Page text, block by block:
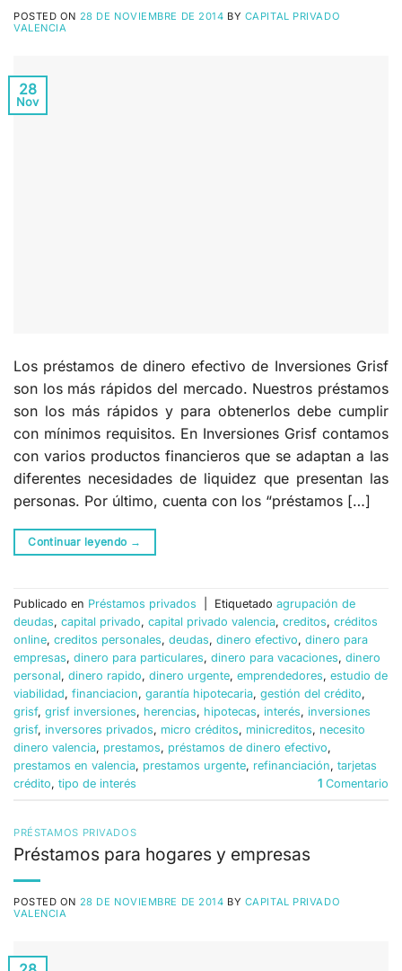
POSTED ON 28 DE NOVIEMBRE DE 2014 BY CAPITAL PRIVADO
VALENCIA
28
Nov
Los préstamos de dinero efectivo de Inversiones Grisf
son los más rápidos del mercado. Nuestros préstamos
son los más rápidos y para obtenerlos debe cumplir
con mínimos requisitos. En Inversiones Grisf contamos
con varios productos financieros que se adaptan a las
diferentes necesidades de liquidez que presentan las
personas. Por último, cuenta con los “préstamos […]
Continuar leyendo →
Publicado en Préstamos privados Etiquetado agrupación de
deudas, capital privado, capital privado valencia, creditos, créditos
online, creditos personales, deudas, dinero efectivo, dinero para
empresas, dinero para particulares, dinero para vacaciones, dinero
personal, dinero rapido, dinero urgente, emprendedores, estudio de
viabilidad, financiacion, garantía hipotecaria, gestión del crédito,
grisf, grisf inversiones, herencias, hipotecas, interés, inversiones
grisf, inversores privados, micro créditos, minicreditos, necesito
dinero valencia, prestamos, préstamos de dinero efectivo,
prestamos en valencia, prestamos urgente, refinanciación, tarjetas
crédito, tipo de interés 1 Comentario
PRÉSTAMOS PRIVADOS
Préstamos para hogares y empresas
POSTED ON 28 DE NOVIEMBRE DE 2014 BY CAPITAL PRIVADO
VALENCIA